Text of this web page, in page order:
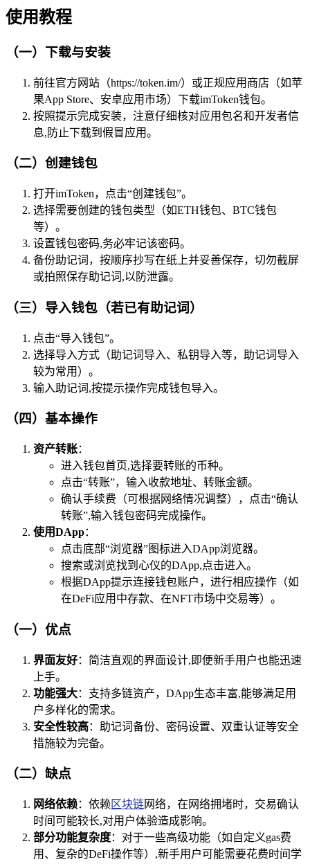
使用教程
（一）下载与安装
前往官方网站（https://token.im/）或正规应用商店（如苹
果App Store、安卓应用市场）下载imToken钱包。
按照提示完成安装，注意仔细核对应用包名和开发者信
息,防止下载到假冒应用。
（二）创建钱包
打开imToken，点击“创建钱包”。
选择需要创建的钱包类型（如ETH钱包、BTC钱包
等）。
设置钱包密码,务必牢记该密码。
备份助记词，按顺序抄写在纸上并妥善保存，切勿截屏
或拍照保存助记词,以防泄露。
（三）导入钱包（若已有助记词）
点击“导入钱包”。
选择导入方式（助记词导入、私钥导入等，助记词导入
较为常用）。
输入助记词,按提示操作完成钱包导入。
（四）基本操作
资产转账：
进入钱包首页,选择要转账的币种。
点击“转账”，输入收款地址、转账金额。
确认手续费（可根据网络情况调整），点击“确认
转账”,输入钱包密码完成操作。
使用DApp：
点击底部“浏览器”图标进入DApp浏览器。
搜索或浏览找到心仪的DApp,点击进入。
根据DApp提示连接钱包账户，进行相应操作（如
在DeFi应用中存款、在NFT市场中交易等）。
（一）优点
界面友好：简洁直观的界面设计,即便新手用户也能迅速
上手。
功能强大：支持多链资产，DApp生态丰富,能够满足用
户多样化的需求。
安全性较高：助记词备份、密码设置、双重认证等安全
措施较为完备。
（二）缺点
网络依赖：依赖 区块链网络，在网络拥堵时，交易确认
时间可能较长,对用户体验造成影响。
部分功能复杂度：对于一些高级功能（如自定义gas费
用、复杂的DeFi操作等）,新手用户可能需要花费时间学